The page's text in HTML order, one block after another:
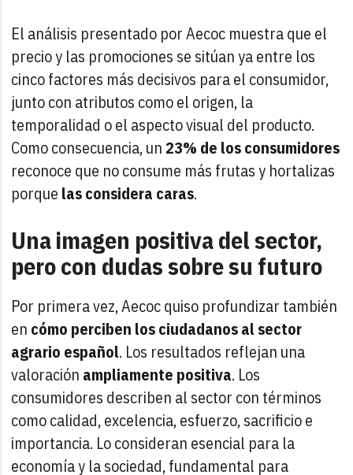
El análisis presentado por Aecoc muestra que el
precio y las promociones se sitúan ya entre los
cinco factores más decisivos para el consumidor,
junto con atributos como el origen, la
temporalidad o el aspecto visual del producto.
Como consecuencia, un23% de los consumidores
reconoce que no consume más frutas y hortalizas
porque las considera caras.
Una imagen positiva del sector,
pero con dudas sobre su futuro
Por primera vez, Aecoc quiso profundizar también
en cómo perciben los ciudadanos al sector
agrario español. Los resultados reflejan una
valoración ampliamente positiva. Los
consumidores describen al sector con términos
como calidad, excelencia, esfuerzo, sacrificio e
importancia. Lo consideran esencial para la
economía y la sociedad, fundamental para